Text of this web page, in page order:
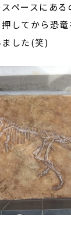
ペースにあ
してから恐
した(笑)